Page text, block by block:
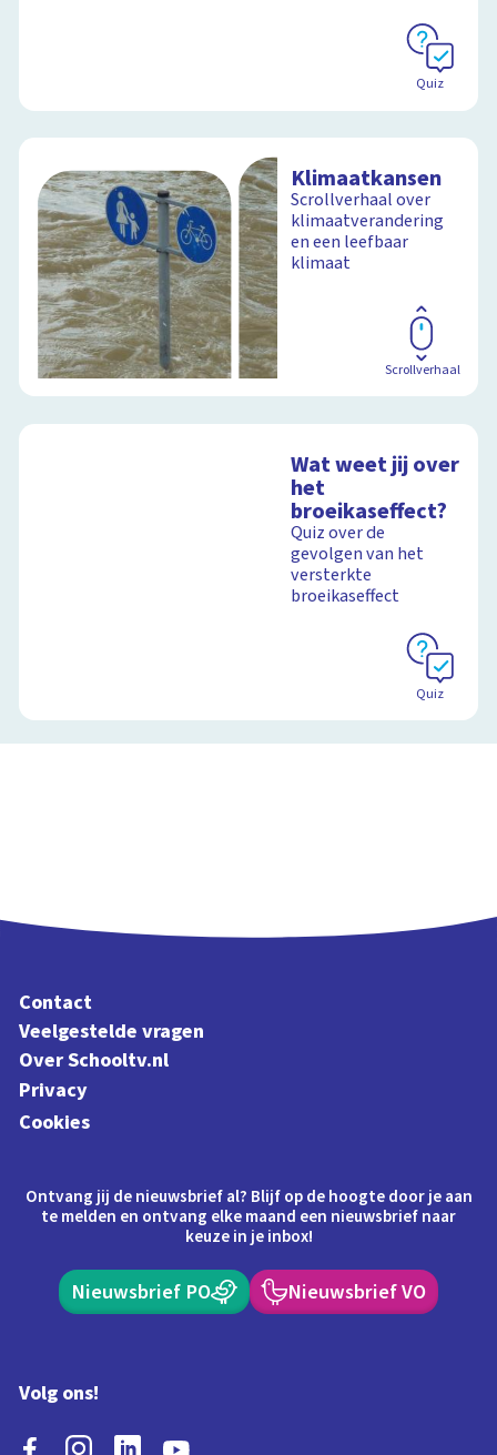
Schoolplaat
Quiz
Klimaatkansen
Scrollverhaal over
klimaatverandering
en een leefbaar
klimaat
Scrollverhaal
Wat weet jij over
het
broeikaseffect?
Quiz over de
gevolgen van het
versterkte
broeikaseffect
Quiz
Contact
Veelgestelde vragen
Over Schooltv.nl
Privacy
Cookies
Ontvang jij de nieuwsbrief al? Blijf op de hoogte door je aan
te melden en ontvang elke maand een nieuwsbrief naar
keuze in je inbox!
Nieuwsbrief PO Nieuwsbrief VO
Volg ons!